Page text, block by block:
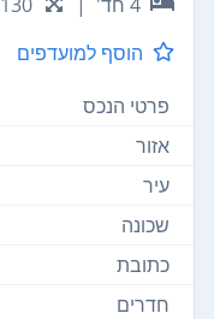
הוסף למועדפים
פרטי הנכס
אזור
עיר
שכונה
כתובת
חדרים